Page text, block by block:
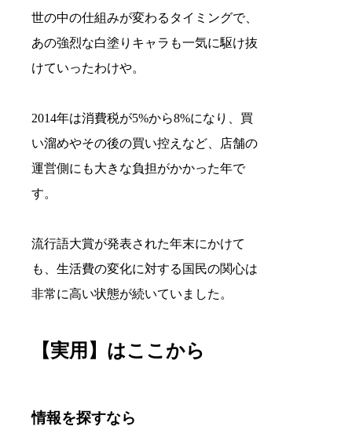
世の中の仕組みが変わるタイミングで、
あの強烈な白塗りキャラも一気に駆け抜
けていったわけや。
2014年は消費税が5%から8%になり、買
い溜めやその後の買い控えなど、店舗の
運営側にも大きな負担がかかった年で
す。
流行語大賞が発表された年末にかけて
も、生活費の変化に対する国民の関心は
非常に高い状態が続いていました。
【実用】はここから
情報を探すなら